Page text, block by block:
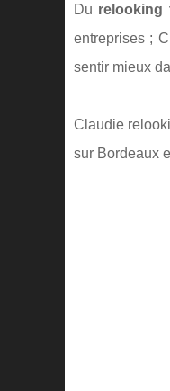
Du relooking
entreprises ;
sentir mieux
Claudie
sur Bordeaux